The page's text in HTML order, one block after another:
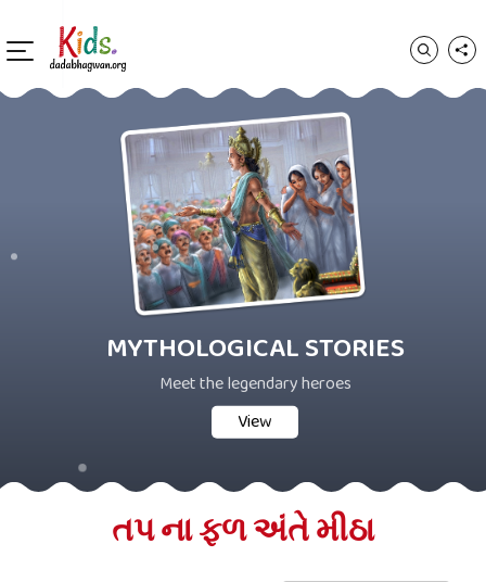
MYTHOLOGICAL STORIES
Meet the legendary heroes
View
તપ ના ફળ અંતે મીઠા